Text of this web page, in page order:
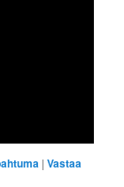
|Vastaa